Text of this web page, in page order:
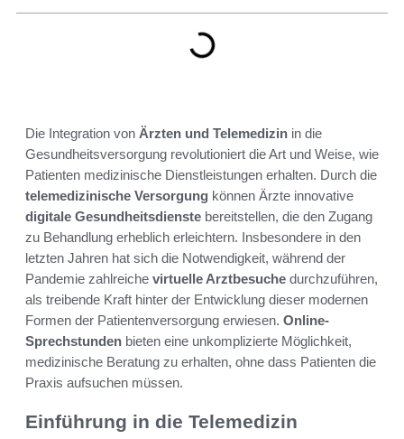
Die Integration von Ärzten und Telemedizin in die
Gesundheitsversorgung revolutioniert die Art und Weise, wie
Patienten medizinische Dienstleistungen erhalten. Durch die
telemedizinische Versorgung können Ärzte innovative
digitale Gesundheitsdienste bereitstellen, die den Zugang
zu Behandlung erheblich erleichtern. Insbesondere in den
letzten Jahren hat sich die Notwendigkeit, während der
Pandemie zahlreiche virtuelle Arztbesuche durchzuführen,
als treibende Kraft hinter der Entwicklung dieser modernen
Formen der Patientenversorgung erwiesen. Online-
Sprechstunden bieten eine unkomplizierte Möglichkeit,
medizinische Beratung zu erhalten, ohne dass Patienten die
Praxis aufsuchen müssen.
Einführung in die Telemedizin